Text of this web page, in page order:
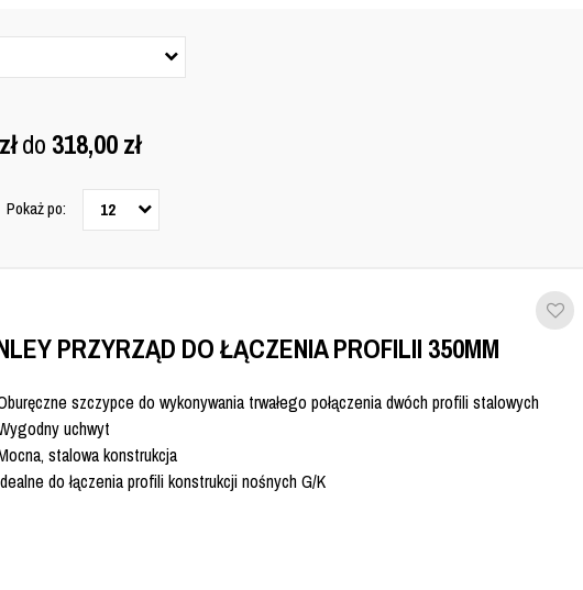
złdo 318,00zł
Pokaż po: 12
PRZYRZĄD DO ŁĄCZENIA PROFILII 350MM
szczypce do wykonywania trwałego połączenia dwóch profili stalowych
uchwyt
stalowa konstrukcja
do łączenia profili konstrukcji nośnych G/K